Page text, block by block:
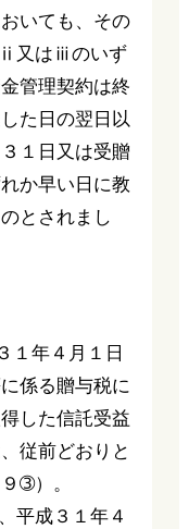
いても、その
ⅱ又はⅲのいず
管理契約は終
た日の翌日以
１日又は受贈
か早い日に教
とされまし
１年４月１日
係る贈与税に
した信託受益
従前どおりと
➂）。
平成３１年４